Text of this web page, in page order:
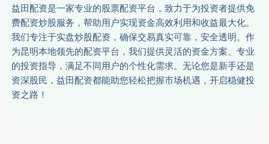
益田配资是一家专业的股票配资平台，致力于为投资者提供免
费配资炒股服务，帮助用户实现资金高效利用和收益最大化。
我们专注于实盘炒股配资，确保交易真实可靠，安全透明。作
为昆明本地领先的配资平台，我们提供灵活的资金方案、专业
的投资指导，满足不同用户的个性化需求。无论您是新手还是
资深股民，益田配资都能助您轻松把握市场机遇，开启稳健投
资之路！